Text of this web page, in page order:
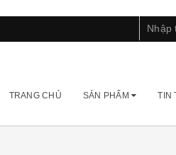
TRANG CHỦ SẢN PHẨM TIN